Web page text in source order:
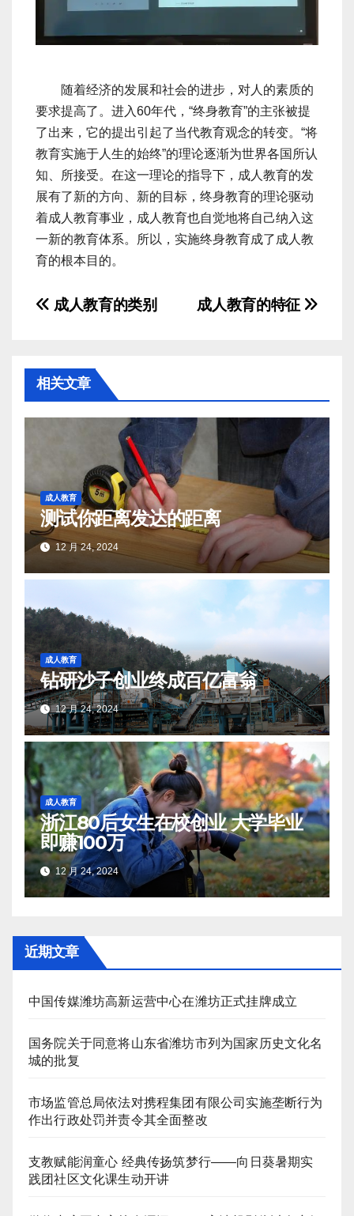
随着经济的发展和社会的进步，对人的素质的
要求提高了。进入60年代，“终身教育”的主张被提
了出来，它的提出引起了当代教育观念的转变。“将
教育实施于人生的始终”的理论逐渐为世界各国所认
知、所接受。在这一理论的指导下，成人教育的发
展有了新的方向、新的目标，终身教育的理论驱动
着成人教育事业，成人教育也自觉地将自己纳入这
一新的教育体系。所以，实施终身教育成了成人教
育的根本目的。
文
导
航
成人教育的特征
成人教育的类别
相关文章
成人教育
测试你距离发达的距离
12 月 24, 2024
成人教育
钻研沙子创业终成百亿富翁
12 月 24, 2024
成人教育
浙江80后女生在校创业 大学毕业
即赚100万
12 月 24, 2024
近期文章
中国传媒潍坊高新运营中心在潍坊正式挂牌成立
国务院关于同意将山东省潍坊市列为国家历史文化名
城的批复
市场监管总局依法对携程集团有限公司实施垄断行为
作出行政处罚并责令其全面整改
支教赋能润童心 经典传扬筑梦行——向日葵暑期实
践团社区文化课生动开讲